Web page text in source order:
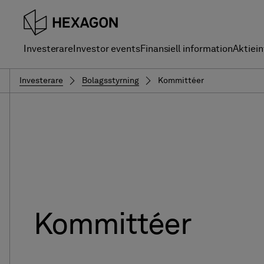
Investerare Investor eventsFinansiell information
Investerare Bolagsstyrning Kommittéer
Kommittéer